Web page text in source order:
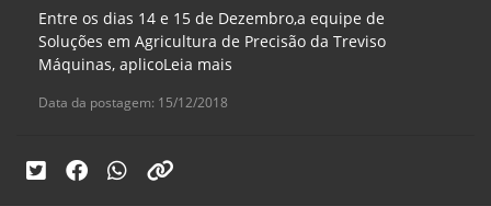
Entre os dias 14 e 15 de Dezembro,a equipe de
Soluções em Agricultura de Precisão da Treviso
Máquinas, aplicoLeia mais
Data da postagem: 15/12/2018